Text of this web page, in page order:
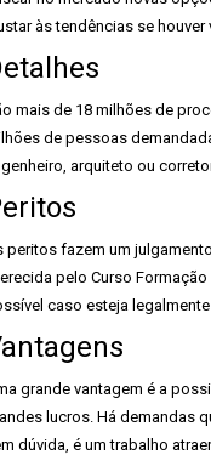
às tendências se
mais de 18 milhões de
de pessoas
arquiteto ou
peritos fazem um
pelo Curso
caso esteja
grande vantagem é a
lucros. Há demandas
dúvida, é um trabalho